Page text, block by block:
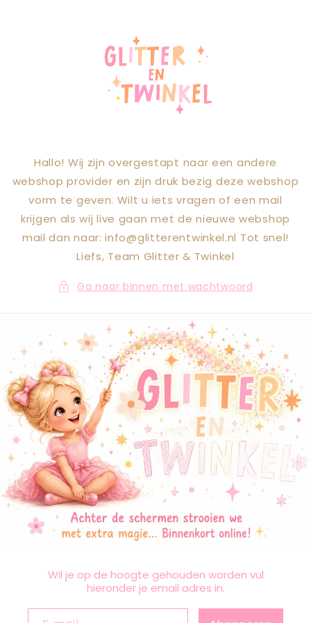
Hallo! Wij zijn overgestapt naar een andere
webshop provider en zijn druk bezig deze webshop
vorm te geven. Wilt u iets vragen of een mail
krijgen als wij live gaan met de nieuwe webshop
mail dan naar: info@glitterentwinkel.nl Tot snel!
Liefs, Team Glitter & Twinkel
Ga naar binnen met wachtwoord
Wil je op de hoogte gehouden worden vul
hieronder je email adres in.